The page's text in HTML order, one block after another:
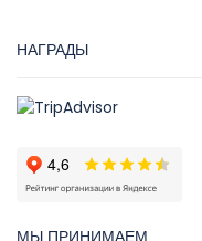
НАГРАДЫ
МЫ ПРИНИМАЕМ